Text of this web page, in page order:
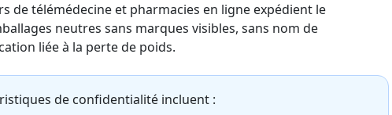
de télémédecine et pharmacies en ligne expédient le
neutres sans marques visibles, sans nom de
liée à la perte de poids.
de confidentialité incluent :